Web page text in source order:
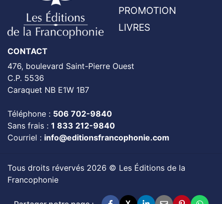
PROMOTION
LIVRES
CONTACT
476, boulevard Saint-Pierre Ouest
C.P. 5536
Caraquet NB E1W 1B7
Téléphone : 506 702-9840
Sans frais : 1 833 212-9840
Courriel : info@editionsfrancophonie.com
Tous droits révervés 2026 © Les Éditions de la
Francophonie